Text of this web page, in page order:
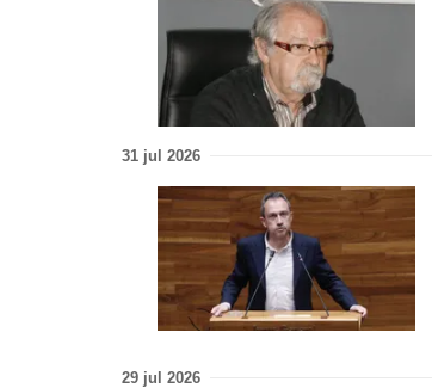
31 jul 2026
29 jul 2026